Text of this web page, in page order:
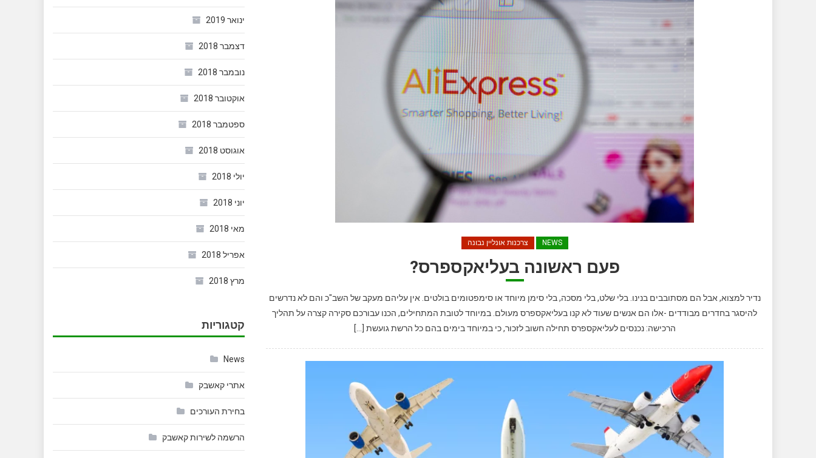
NEWS צרכנות אונליין נבונה
פעם ראשונה בעליאקספרס?
נדיר למצוא, אבל הם מסתובבים בנינו. בלי שלט, בלי מסכה, בלי סימן מיוחד או סימפטומים בולטים. אין עליהם מעקב של השב"כ והם לא נדרשים
להיסגר בחדרים מבודדים -אלו הם אנשים שעוד לא קנו בעליאקספרס מעולם. במיוחד לטובת המתחילים, הכנו עבורכם סקירה קצרה על תהליך
הרכישה: נכנסים לעליאקספרס תחילה חשוב לזכור, כי במיוחד בימים בהם כל הרשת גועשת […]
ינואר 2019
דצמבר 2018
נובמבר 2018
אוקטובר 2018
ספטמבר 2018
אוגוסט 2018
יולי 2018
יוני 2018
מאי 2018
אפריל 2018
מרץ 2018
קטגוריות
News
אתרי קאשבק
בחירת העורכים
הרשמה לשירות קאשבק